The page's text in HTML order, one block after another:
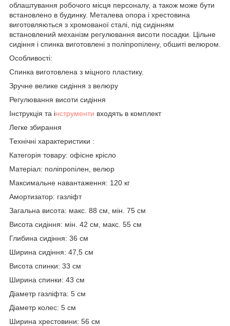
облаштування робочого місця персоналу, а також може бути
встановлено в будинку. Металева опора і хрестовина
виготовляються з хромованої сталі, під сидінням
встановлений механізм регулювання висоти посадки. Цільне
сидіння і спинка виготовлені з поліпропілену, обшиті велюром.
Особливості:
Спинка виготовлена з міцного пластику.
Зручне велике сидіння з велюру
Регулювання висоти сидіння
Інструкція та інструменти входять в комплект
Легке збирання
Технічні характеристики :
Категорія товару: офісне крісло
Матеріал: поліпропілен, велюр
Максимальне навантаження: 120 кг
Амортизатор: газліфт
Загальна висота: макс. 88 см, мін. 75 см
Висота сидіння: мін. 42 см, макс. 55 см
Глибина сидіння: 36 см
Ширина сидіння: 47,5 см
Висота спинки: 33 см
Ширина спинки: 43 см
Діаметр газліфта: 5 см
Діаметр колес: 5 см
Ширина хрестовини: 56 см